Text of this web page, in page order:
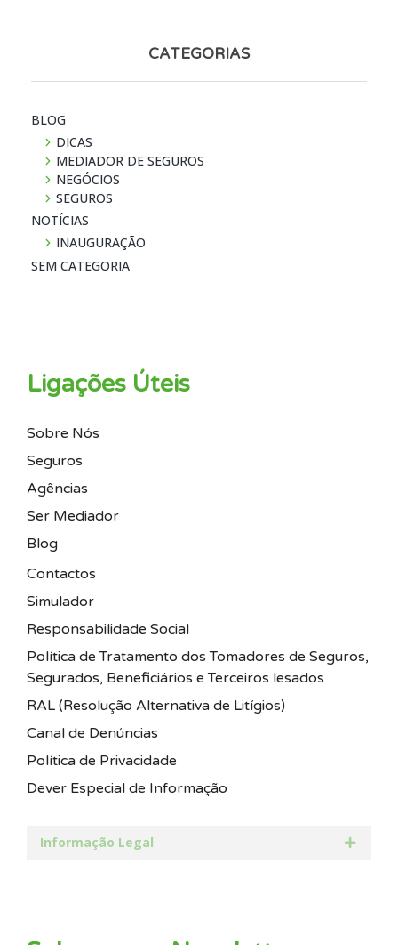
CATEGORIAS
BLOG
DICAS
MEDIADOR DE SEGUROS
NEGÓCIOS
SEGUROS
NOTÍ­CIAS
INAUGURAÇÃO
SEM CATEGORIA
Ligações Úteis
Sobre Nós
Seguros
Agências
Ser Mediador
Blog
Contactos
Simulador
Responsabilidade Social
Política de Tratamento dos Tomadores de Seguros,
Segurados, Beneficiários e Terceiros lesados
RAL (Resolução Alternativa de Litígios)
Canal de Denúncias
Política de Privacidade
Dever Especial de Informação
Informação Legal